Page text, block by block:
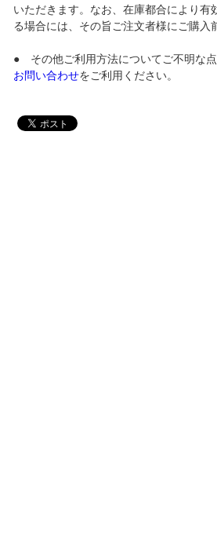
いただきます。なお、在庫都合により
る場合には、その旨ご注文者様にご購入
● その他ご利用方法についてご不明な
お問い合わせをご利用ください。